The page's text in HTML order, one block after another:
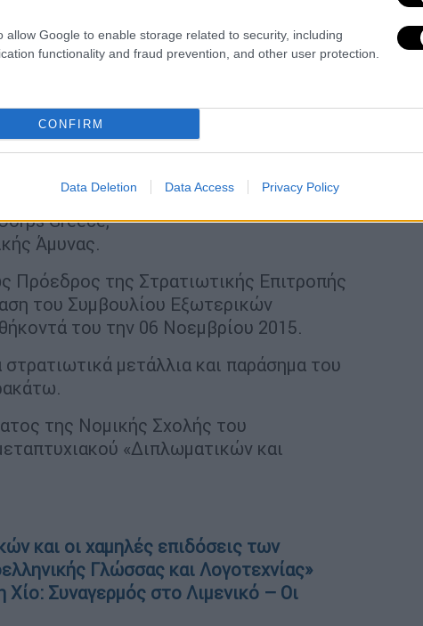
allow Google to enable storage related to security, including
functionality and fraud prevention, and other user protection.
CONFIRM
Data Deletion Data Access Privacy Policy
GR,
Ταγμάτων Εθνοφυλακής “ΧΙΟΣ”,
του ΓΕΣ,
ΜΠ “ΕΒΡΟΥ”,
Greece,
Άμυνας.
Πρόεδρος της Στρατιωτικής Επιτροπής
του Συμβουλίου Εξωτερικών
του την 06 Νοεμβρίου 2015.
μετάλλια και παράσημα του
της Νομικής Σχολής του
«Διπλωματικών και
και οι χαμηλές επιδόσεις των
Γλώσσας και Λογοτεχνίας»
Συναγερμός στο Λιμενικό – Οι